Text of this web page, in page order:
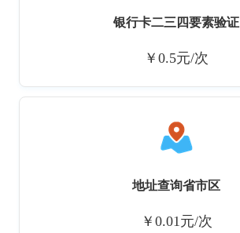
银行卡二三四要素验证
￥0.5元/次
地址查询省市区
￥0.01元/次